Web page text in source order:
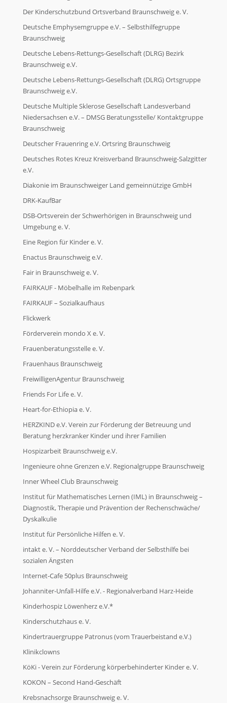
Der Kinderschutzbund Ortsverband Braunschweig e. V.
Deutsche Emphysemgruppe e.V. – Selbsthilfegruppe
Braunschweig
Deutsche Lebens-Rettungs-Gesellschaft (DLRG) Bezirk
Braunschweig e.V.
Deutsche Lebens-Rettungs-Gesellschaft (DLRG) Ortsgruppe
Braunschweig e.V.
Deutsche Multiple Sklerose Gesellschaft Landesverband
Niedersachsen e.V. – DMSG Beratungsstelle/ Kontaktgruppe
Braunschweig
Deutscher Frauenring e.V. Ortsring Braunschweig
Deutsches Rotes Kreuz Kreisverband Braunschweig-Salzgitter
e.V.
Diakonie im Braunschweiger Land gemeinnützige GmbH
DRK-KaufBar
DSB-Ortsverein der Schwerhörigen in Braunschweig und
Umgebung e. V.
Eine Region für Kinder e. V.
Enactus Braunschweig e.V.
Fair in Braunschweig e. V.
FAIRKAUF - Möbelhalle im Rebenpark
FAIRKAUF – Sozialkaufhaus
Flickwerk
Förderverein mondo X e. V.
Frauenberatungsstelle e. V.
Frauenhaus Braunschweig
FreiwilligenAgentur Braunschweig
Friends For Life e. V.
Heart-for-Ethiopia e. V.
HERZKIND e.V. Verein zur Förderung der Betreuung und
Beratung herzkranker Kinder und ihrer Familien
Hospizarbeit Braunschweig e.V.
Ingenieure ohne Grenzen e.V. Regionalgruppe Braunschweig
Inner Wheel Club Braunschweig
Institut für Mathematisches Lernen (IML) in Braunschweig –
Diagnostik, Therapie und Prävention der Rechenschwäche/
Dyskalkulie
Institut für Persönliche Hilfen e. V.
intakt e. V. – Norddeutscher Verband der Selbsthilfe bei
sozialen Ängsten
Internet-Cafe 50plus Braunschweig
Johanniter-Unfall-Hilfe e.V. - Regionalverband Harz-Heide
Kinderhospiz Löwenherz e.V.*
Kinderschutzhaus e. V.
Kindertrauergruppe Patronus (vom Trauerbeistand e.V.)
Klinikclowns
KöKi - Verein zur Förderung körperbehinderter Kinder e. V.
KOKON – Second Hand-Geschäft
Krebsnachsorge Braunschweig e. V.